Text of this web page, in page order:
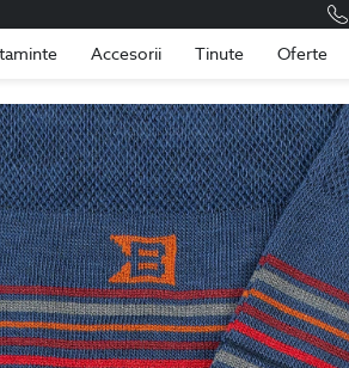
Accesorii Tinute Oferte
Romania